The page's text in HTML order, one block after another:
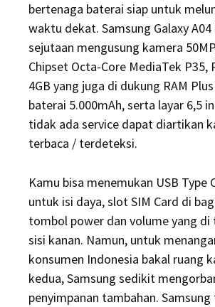
bertenaga baterai siap untuk
waktu dekat. Samsung Galaxy A04
sejutaan mengusung kamera
Chipset Octa-Core MediaTek P35,
4GB yang juga di dukung RAM
baterai 5.000mAh, serta layar 6,5
tidak ada service dapat diartikan
terbaca / terdeteksi.
Kamu bisa menemukan USB Type
untuk isi daya, slot SIM Card di
tombol power dan volume yang
sisi kanan. Namun, untuk
konsumen Indonesia bakal ruang
kedua, Samsung sedikit
penyimpanan tambahan.